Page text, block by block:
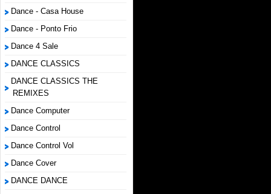
Dance - Casa House
Dance - Ponto Frio
Dance 4 Sale
DANCE CLASSICS
DANCE CLASSICS THE
REMIXES
Dance Computer
Dance Control
Dance Control Vol
Dance Cover
DANCE DANCE